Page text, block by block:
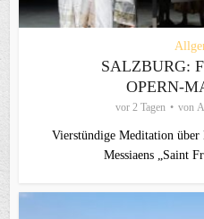
SALZBURG:
OPERN-
vor 2 Tagen von
Vierstündige Meditation
Messiaens „Saint